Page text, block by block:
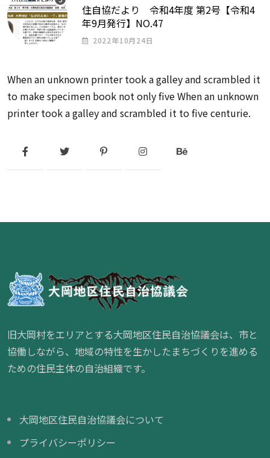
住自協だより 令和4年度 第2号【令和4
年9月発行】NO.47
2022年10月24日
When an unknown printer took a galley and scrambled it
to make specimen book not only five When an unknown
printer took a galley and scrambled it to five centurie.
旧大岡村をエリアとする大岡地区住民自治協議会は、市と
協働しながら、地域の特性を生かしたまちづくりを進める
ための住民主体の自治組織です。
大岡地区住民自治協議会について
プライバシーポリシー